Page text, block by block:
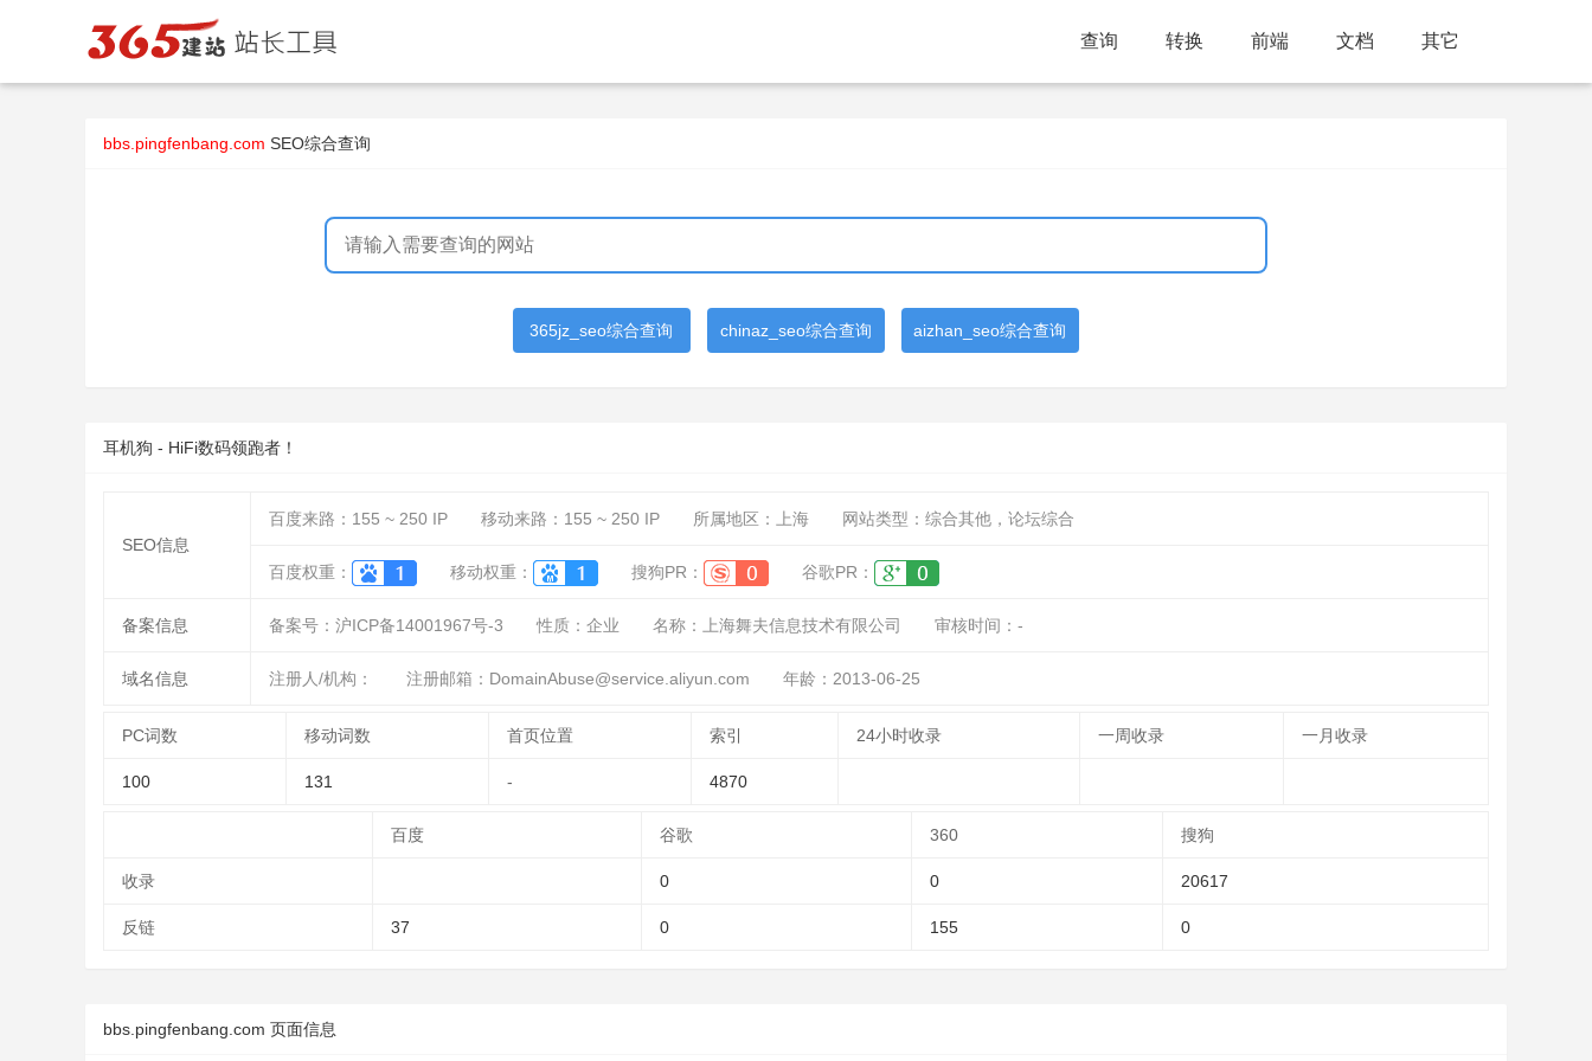
查询 转换 前端 文档 其它
bbs.pingfenbang.com SEO综合查询
365jz_seo综合查询 chinaz_seo综合查询 aizhan_seo综合查询
耳机狗 - HiFi数码领跑者！
SEO信息
百度来路： 155 ~ 250 IP 移动来路： 155 ~ 250 IP 所属地区：上海 网站类型：综合其他，论坛综合
百度权重： 移动权重： 搜狗PR： 谷歌PR：
备案信息 备案号：沪ICP备14001967号-3 性质： 企业 名称： 上海舞夫信息技术有限公司 审核时间： -
域名信息 注册人/机构： 注册邮箱：DomainAbuse@service.aliyun.com 年龄：2013-06-25
PC词数 移动词数 首页位置 索引 24小时收录 一周收录 一月收录
100 131 - 4870
百度 谷歌 360 搜狗
收录 0 0 20617
反链 37 0 155 0
bbs.pingfenbang.com 页面信息